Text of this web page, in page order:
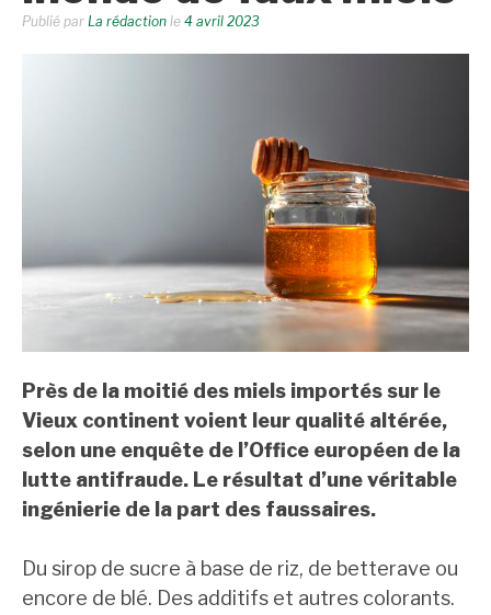
Publié par La rédaction le 4 avril 2023
Près de la moitié des miels importés sur le
Vieux continent voient leur qualité altérée,
selon une enquête de l’Office européen de la
lutte antifraude. Le résultat d’une véritable
ingénierie de la part des faussaires.
Du sirop de sucre à base de riz, de betterave ou
encore de blé. Des additifs et autres colorants.